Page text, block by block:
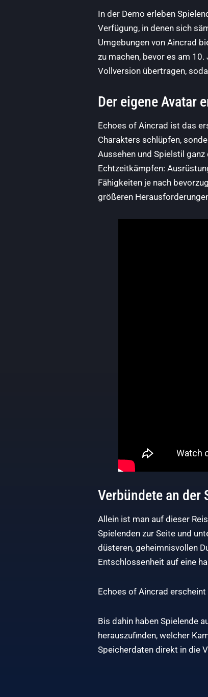
In der Demo erleben
Verfügung, in denen sich
Umgebungen von Aincrad
zu machen, bevor es am
Vollversion übertragen,
Der eigene Avatar
Echoes of Aincrad ist das
Charakters schlüpfen,
Aussehen und Spielstil
Echtzeitkämpfen:
Fähigkeiten je nach
größeren
Verbündete an der
Allein ist man auf dieser
Spielenden zur Seite und
düsteren, geheimnisvollen
Entschlossenheit auf eine
Echoes of Aincrad
Bis dahin haben Spielende
herauszufinden, welcher
Speicherdaten direkt in die